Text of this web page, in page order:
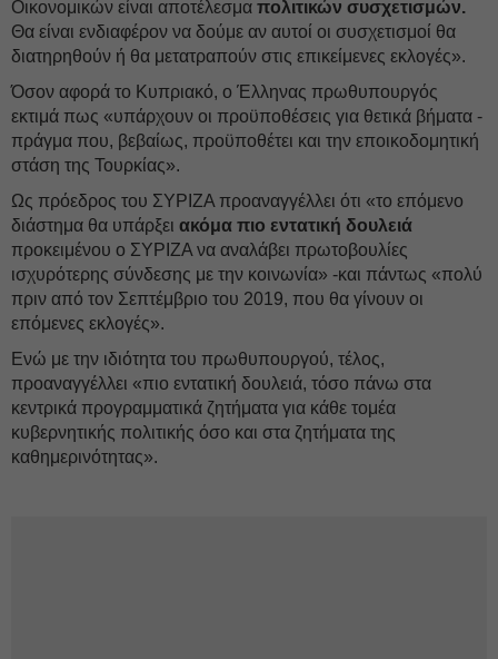
Οικονομικών είναι αποτέλεσμα πολιτικών συσχετισμών.
Θα είναι ενδιαφέρον να δούμε αν αυτοί οι συσχετισμοί θα
διατηρηθούν ή θα μετατραπούν στις επικείμενες εκλογές».
Όσον αφορά το Κυπριακό, ο Έλληνας πρωθυπουργός
εκτιμά πως «υπάρχουν οι προϋποθέσεις για θετικά βήματα -
πράγμα που, βεβαίως, προϋποθέτει και την εποικοδομητική
στάση της Τουρκίας».
Ως πρόεδρος του ΣΥΡΙΖΑ προαναγγέλλει ότι «το επόμενο
διάστημα θα υπάρξει ακόμα πιο εντατική δουλειά
προκειμένου ο ΣΥΡΙΖΑ να αναλάβει πρωτοβουλίες
ισχυρότερης σύνδεσης με την κοινωνία» -και πάντως «πολύ
πριν από τον Σεπτέμβριο του 2019, που θα γίνουν οι
επόμενες εκλογές».
Ενώ με την ιδιότητα του πρωθυπουργού, τέλος,
προαναγγέλλει «πιο εντατική δουλειά, τόσο πάνω στα
κεντρικά προγραμματικά ζητήματα για κάθε τομέα
κυβερνητικής πολιτικής όσο και στα ζητήματα της
καθημερινότητας».